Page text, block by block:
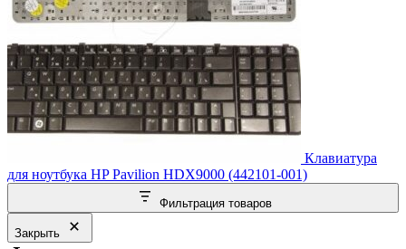
Клавиатура
для ноутбука HP Pavilion HDX9000 (442101-001)
Фильтрация товаров
Закрыть